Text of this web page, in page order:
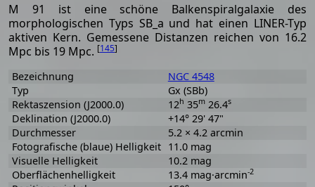
M 91 ist eine schöne Balkenspiralgalaxie des
morphologischen Typs SB_a und hat einen LINER-Typ
aktiven Kern. Gemessene Distanzen reichen von 16.2
Mpc bis 19 Mpc. [145]
Bezeichnung
NGC 4548
Typ
Gx (SBb)
Rektaszension (J2000.0)
12h 35m26.4s
Deklination (J2000.0)
+14° 29' 47"
Durchmesser
5.2 × 4.2 arcmin
Fotografische (blaue) Helligkeit 11.0 mag
Visuelle Helligkeit
10.2 mag
Oberflächenhelligkeit
13.4 mag·arcmin-2